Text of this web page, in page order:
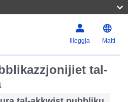
Illoggja Malti
tal-